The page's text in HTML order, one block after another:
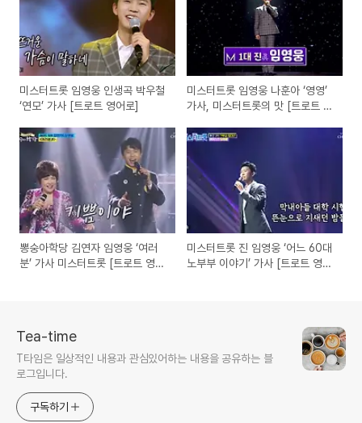
미스터트롯 임영웅 인생곡 박우철
‘연모’ 가사 [트로트 영어로]
미스터트롯 임영웅 나훈아 ‘영영’
가사, 미스터트롯의 맛 [트로트 영
뽕숭아학당 김연자 임영웅 ‘여러
분’ 가사 미스터트롯 [트로트 영어
미스터트롯 진 임영웅 ‘어느 60대
노부부 이야기’ 가사 [트로트 영어
Tea-time
T타임은 일상적인 내용과 관심있어하는 내용을 공유하는 블
로그입니다.
구독하기